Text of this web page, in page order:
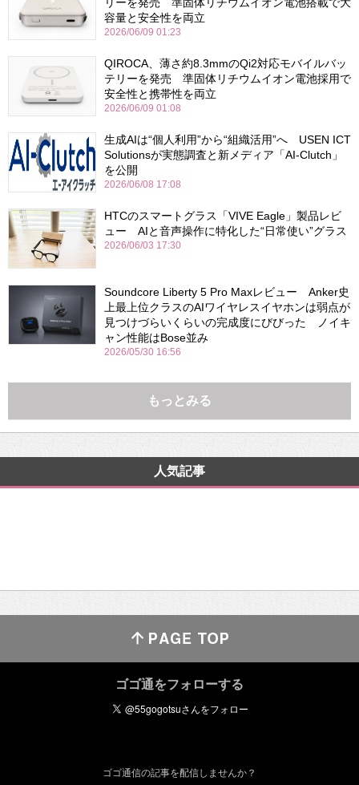
リーを発売 準固体リチウムイオン電池搭載で大
容量と安全性を両立
2026/06/09 01:23
QIROCA、薄さ約8.3mmのQi2対応モバイルバッ
テリーを発売 準固体リチウムイオン電池採用で
安全性と携帯性を両立
2026/06/09 01:08
生成AIは“個人利用”から“組織活用”へ USEN ICT
Solutionsが実態調査と新メディア「AI-Clutch」
を公開
2026/06/08 17:08
HTCのスマートグラス「VIVE Eagle」製品レビ
ュー AIと音声操作に特化した“日常使い”グラス
2026/06/03 17:30
Soundcore Liberty 5 Pro Maxレビュー Anker史
上最上位クラスのAIワイヤレスイヤホンは弱点が
見つけづらいくらいの完成度にびびった ノイキ
ャン性能はBose並み
2026/05/30 16:56
もっとみる
人気記事
ゴゴ通をフォローする
ゴゴ通信の記事を配信しませんか？